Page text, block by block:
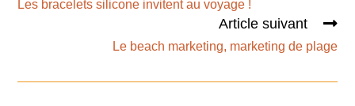
Les bracelets silicone invitent au voyage !
Article suivant
Le beach marketing, marketing de plage